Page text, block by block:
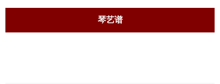
琴艺谱